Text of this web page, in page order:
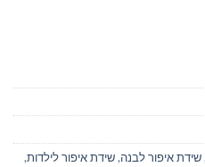
שידת איפור לבנה,שידת איפור לילדות,